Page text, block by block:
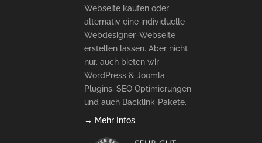
Webseite kaufen oder
alternativ eine individuelle
Webdesigner-Webseite
erstellen lassen. Aber nicht
nur, auch bieten wir
WordPress & Joomla
Plugins, SEO Optimierungen
und auch Backlink-Pakete.
→ Mehr Infos